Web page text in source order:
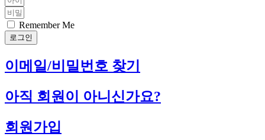
Remember Me
로그인
이메일/비밀번호 찾기
아직 회원이 아니신가요?
회원가입